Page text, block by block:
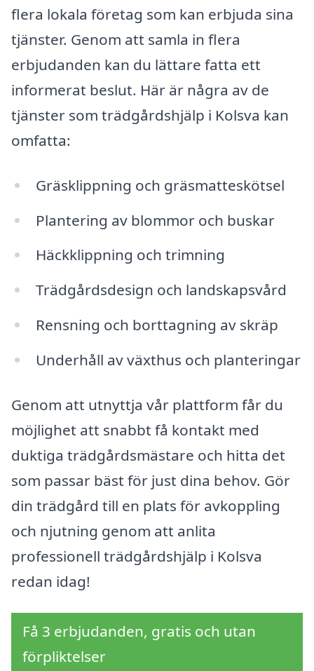
flera lokala företag som kan erbjuda sina
tjänster. Genom att samla in flera
erbjudanden kan du lättare fatta ett
informerat beslut. Här är några av de
tjänster som trädgårdshjälp i Kolsva kan
omfatta:
Gräsklippning och gräsmatteskötsel
Plantering av blommor och buskar
Häckklippning och trimning
Trädgårdsdesign och landskapsvård
Rensning och borttagning av skräp
Underhåll av växthus och planteringar
Genom att utnyttja vår plattform får du
möjlighet att snabbt få kontakt med
duktiga trädgårdsmästare och hitta det
som passar bäst för just dina behov. Gör
din trädgård till en plats för avkoppling
och njutning genom att anlita
professionell trädgårdshjälp i Kolsva
redan idag!
Få 3 erbjudanden, gratis och utan
förpliktelser